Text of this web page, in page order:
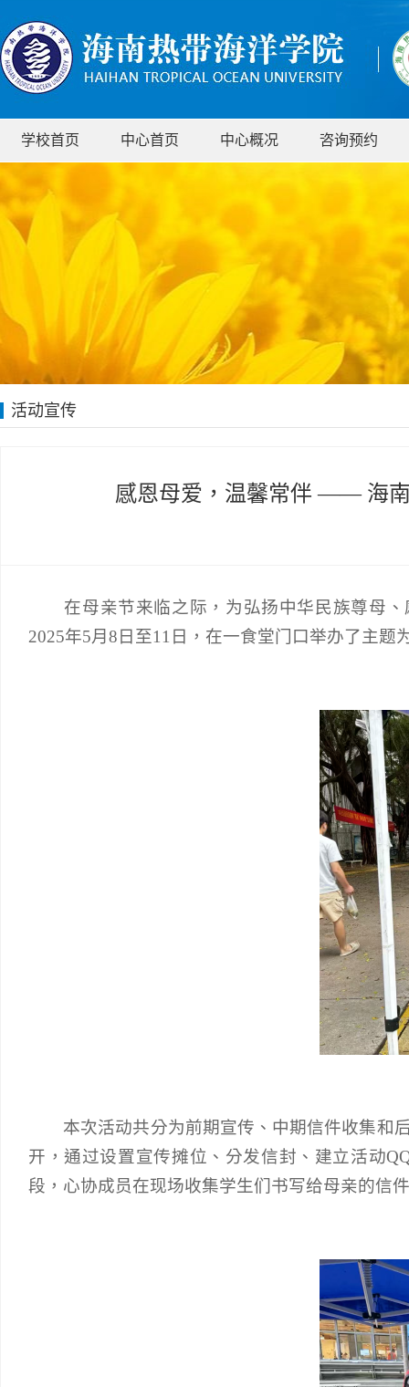
学校首页 中心首页 中心概况 咨询预约
活动宣传
感恩母爱，温馨常伴 —— 海
在母亲节来临之际，为弘扬中华民族尊母
2025年5月8日至11日，在一食堂门口举办了主题
本次活动共分为前期宣传、中期信件收集和
开，通过设置宣传摊位、分发信封、建立活动
段，心协成员在现场收集学生们书写给母亲的信